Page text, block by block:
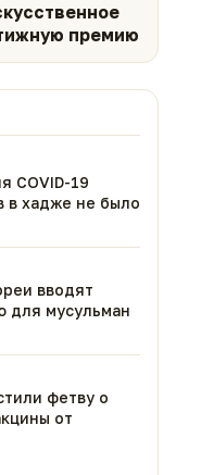
премию
COVID-19
в хадже не было
вводят
для мусульман
фетву о
от